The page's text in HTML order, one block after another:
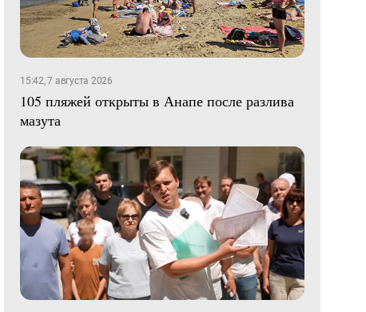
15:42, 7 августа 2026
105 пляжей открыты в Анапе после разлива
мазута